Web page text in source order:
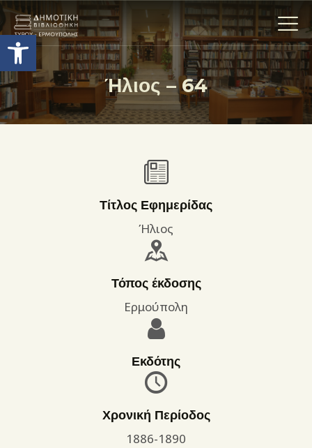
Ανοίξτε τη γραμμή εργαλείων
Ήλιος – 64
Η ΒΙΒΛΙΟΘΗΚΗ
ΟΙ ΣΥΛΛΟΓΈΣ
ΔΡΑΣΤΗΡΙΟΤΗΤΕΣ
ΕΠΙΚΟΙΝΩΝΊΑ
ΌΡΟΙ ΧΡΉΣΗΣ
Τίτλος Εφημερίδας
Ήλιος
Τόπος έκδοσης
Ερμούπολη
Εκδότης
Χρονική Περίοδος
1886-1890